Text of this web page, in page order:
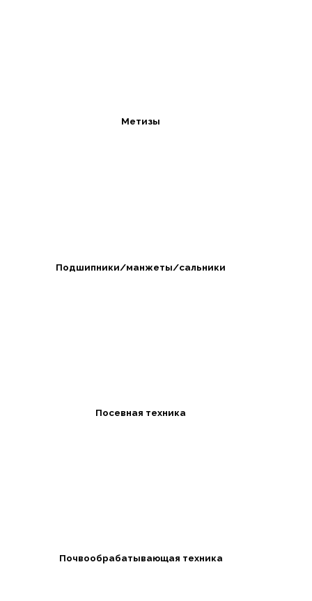
Метизы
Подшипники/манжеты/сальники
Посевная техника
Почвообрабатывающая техника